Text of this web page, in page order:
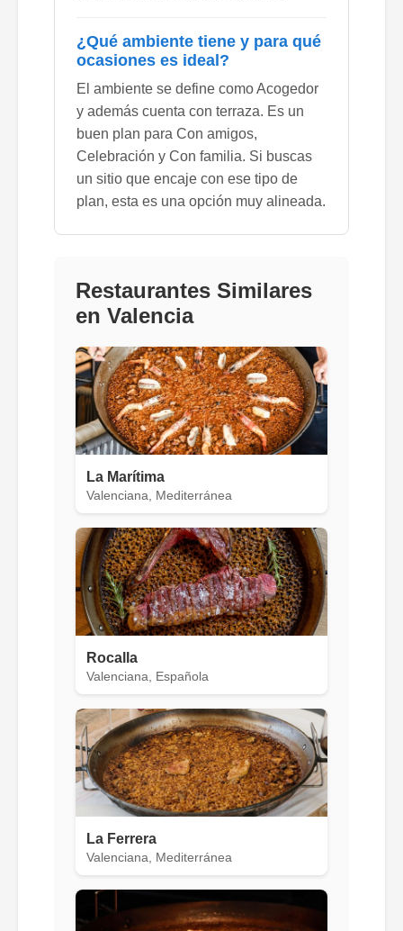
¿Qué ambiente tiene y para qué
ocasiones es ideal?
El ambiente se define como Acogedor
y además cuenta con terraza. Es un
buen plan para Con amigos,
Celebración y Con familia. Si buscas
un sitio que encaje con ese tipo de
plan, esta es una opción muy alineada.
Restaurantes Similares
en Valencia
La Marítima
Valenciana, Mediterránea
Rocalla
Valenciana, Española
La Ferrera
Valenciana, Mediterránea